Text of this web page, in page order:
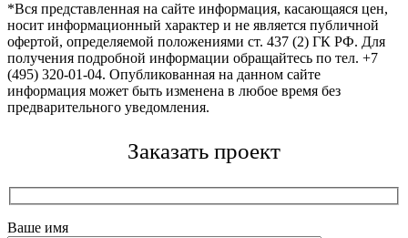
*Вся представленная на сайте информация, касающаяся цен,
носит информационный характер и не является публичной
офертой, определяемой положениями ст. 437 (2) ГК РФ. Для
получения подробной информации обращайтесь по тел. +7
(495) 320-01-04. Опубликованная на данном сайте
информация может быть изменена в любое время без
предварительного уведомления.
Заказать проект
Ваше имя